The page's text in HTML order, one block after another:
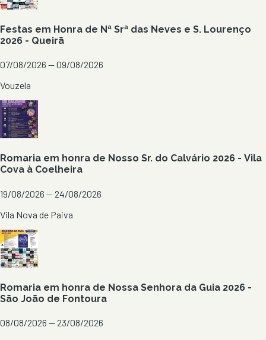
Festas em Honra de Nª Srª das Neves e S. Lourenço
2026 - Queirã
07/08/2026 — 09/08/2026
Vouzela
Romaria em honra de Nosso Sr. do Calvário 2026 - Vila
Cova à Coelheira
19/08/2026 — 24/08/2026
Vila Nova de Paiva
Romaria em honra de Nossa Senhora da Guia 2026 -
São João de Fontoura
08/08/2026 — 23/08/2026